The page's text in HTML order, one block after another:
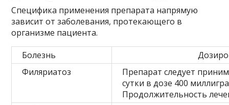
Специфика применения препарата напрямую
зависит от заболевания, протекающего в
организме пациента.
Болезнь
Филяриатоз
Препарат следует
сутки в дозе 400
Продолжительность